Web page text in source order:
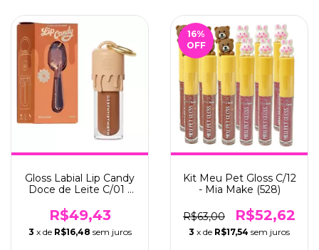
Gloss Labial Lip Candy
Doce de Leite C/01 -
R$49,43
3 x de R$16,48 sem juros
16%
OFF
Kit Meu Pet Gloss C/12
- Mia Make (528)
R$63,00 R$52,62
3 x de R$17,54 sem juros